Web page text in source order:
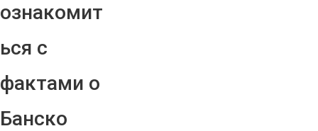
ознакомит
ься с
фактами о
Банско